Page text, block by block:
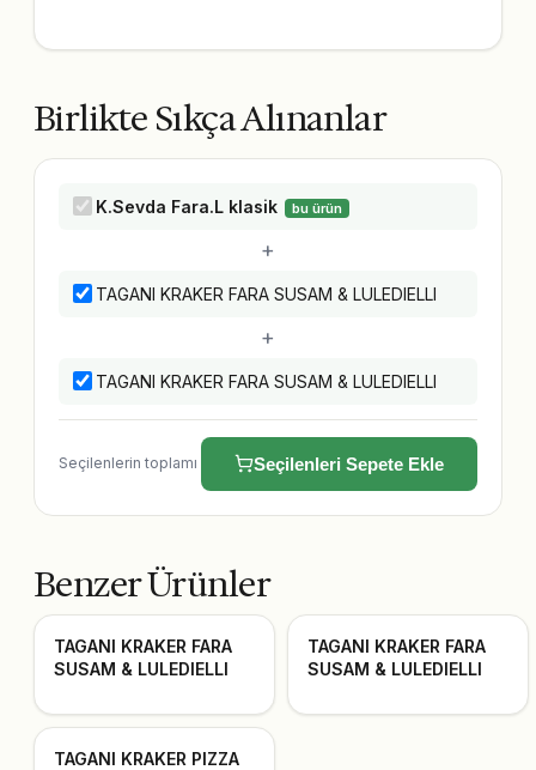
Birlikte Sıkça Alınanlar
K.Sevda Fara.L klasik bu ürün
+
TAGANI KRAKER FARA SUSAM & LULEDIELLI
+
TAGANI KRAKER FARA SUSAM & LULEDIELLI
Seçilenlerin toplamı Seçilenleri Sepete Ekle
Benzer Ürünler
TAGANI KRAKER FARA
SUSAM & LULEDIELLI
TAGANI KRAKER FARA
SUSAM & LULEDIELLI
TAGANI KRAKER PIZZA